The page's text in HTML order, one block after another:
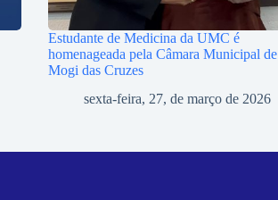
Estudante de Medicina da UMC é
homenageada pela Câmara Municipal de
Mogi das Cruzes
sexta-feira, 27, de março de 2026